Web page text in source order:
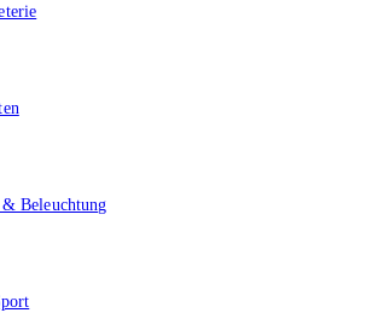
Beleuchtung